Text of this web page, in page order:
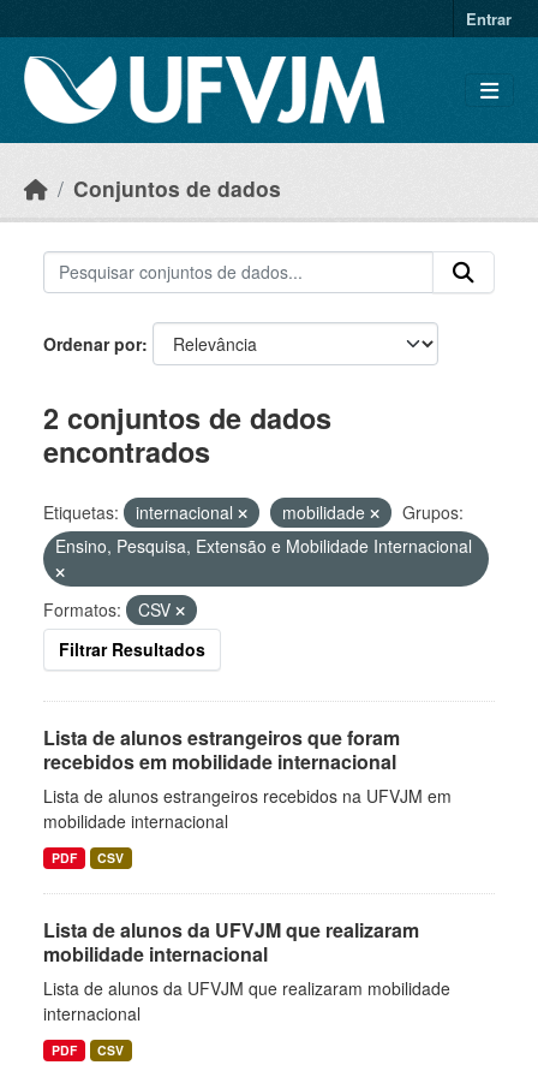
Entrar
Conjuntos de dados
Ordenar por
2 conjuntos de dados
encontrados
Etiquetas: internacional mobilidade
Grupos:
Ensino, Pesquisa, Extensão e Mobilidade Internacional
Formatos:
CSV
Filtrar Resultados
Lista de alunos estrangeiros que foram
recebidos em mobilidade internacional
Lista de alunos estrangeiros recebidos na UFVJM em
mobilidade internacional
PDF CSV
Lista de alunos da UFVJM que realizaram
mobilidade internacional
Lista de alunos da UFVJM que realizaram mobilidade
internacional
PDF CSV